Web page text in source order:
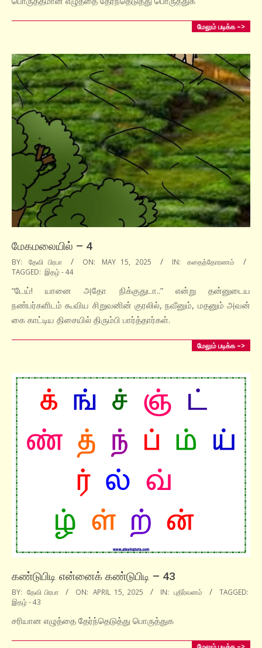
மேலும் படிக்க –>
மேகமலையில் – 4
2025-
05-
15
BY: தேவி பிரபா ON: MAY 15, 2025 IN:
கதைத்தோரணம்
TAGGED: இதழ் - 44
“டேய்! யானை அதோ நிக்குதுடா..” என்று தன்னுடைய
நண்பர்களிடம் கூவிய சிறுவனின் குரலில், நவீனும், மதனும் அவன்
கை காட்டிய திசையில் திரும்பி பார்த்தார்கள்.
மேலும் படிக்க –>
கண்டுபிடி என்னைக் கண்டுபிடி – 43
2025-
04-
15
BY: தேவி பிரபா ON: APRIL 15, 2025 IN: புதிர்வனம்
TAGGED:
இதழ் - 43
சரியான எழுத்தை தேர்ந்தெடுத்து பொருத்துக